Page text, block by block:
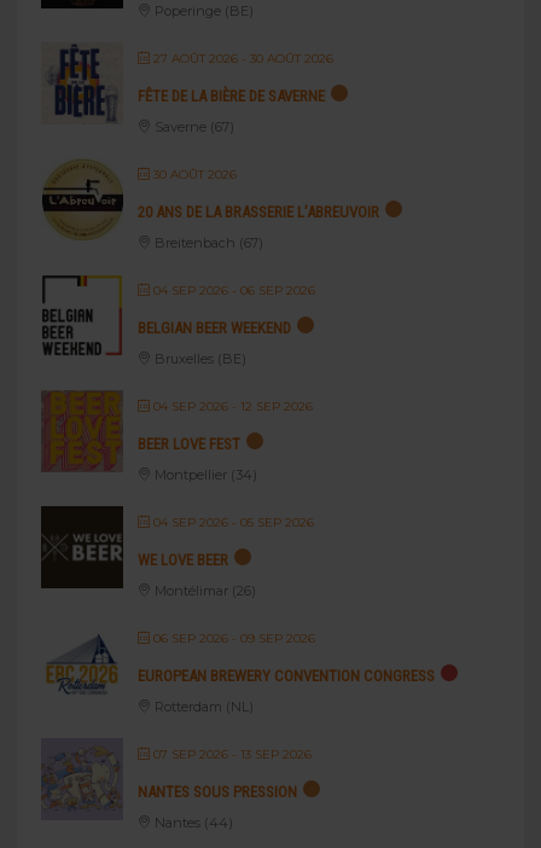
Poperinge (BE)
27 AOÛT 2026- 30 AOÛT 2026
FÊTE DE LA BIÈRE DE SAVERNE
Saverne (67)
30 AOÛT 2026
20 ANS DE LA BRASSERIE L’ABREUVOIR
Breitenbach (67)
04 SEP 2026- 06 SEP 2026
BELGIAN BEER WEEKEND
Bruxelles (BE)
04 SEP 2026- 12 SEP 2026
BEER LOVE FEST
Montpellier (34)
04 SEP 2026- 05 SEP 2026
WE LOVE BEER
Montélimar (26)
06 SEP 2026- 09 SEP 2026
EUROPEAN BREWERY CONVENTION CONGRESS
Rotterdam (NL)
07 SEP 2026- 13 SEP 2026
NANTES SOUS PRESSION
Nantes (44)